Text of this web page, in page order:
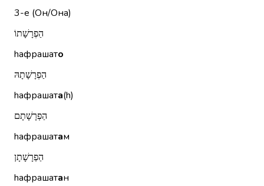
3-е (Он/Она)
הַפְרָשָׁתוֹ
hафрашато
הַפְרָשָׁתָהּ
hафрашата(h)
הַפְרָשָׁתָם
hафрашатам
הַפְרָשָׁתָן
hафрашатан